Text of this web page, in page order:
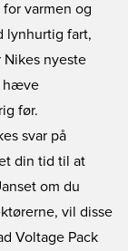
for varmen og
lynhurtig fart,
nyeste
hæve
før.
svar på
din tid til at
om du
vil disse
Voltage Pack